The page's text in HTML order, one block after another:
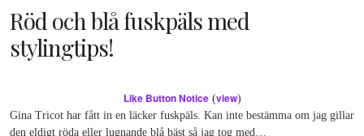
Röd och blå fuskpäls med
stylingtips!
Like Button Notice(view)
Gina Tricot har fått in en läcker fuskpäls. Kan inte bestämma om jag gillar
den eldigt röda eller lugnande blå bäst så jag tog med…